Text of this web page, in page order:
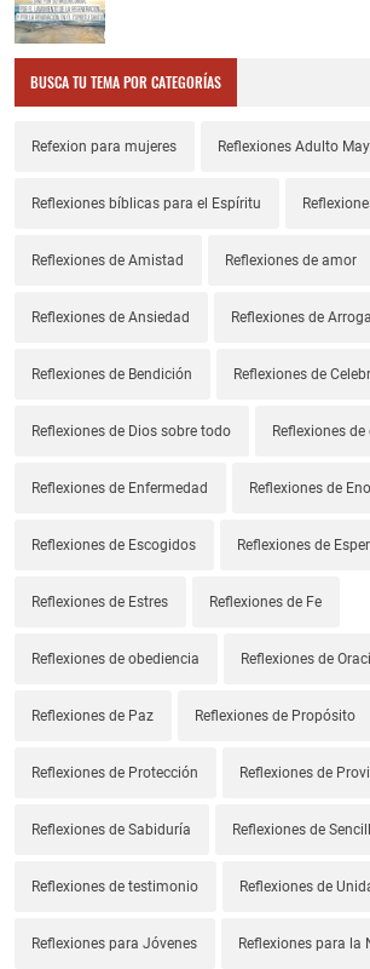
BUSCA TU TEMA POR CATEGORÍAS
Refexion para mujeres Reflexiones Adulto
Reflexiones bíblicas para el Espíritu
Reflexiones de Amistad Reflexiones de amor
Reflexiones de Ansiedad Reflexiones de
Reflexiones de Bendición Reflexiones de
Reflexiones de Dios sobre todo Reflexiones
Reflexiones de Enfermedad Reflexiones de
Reflexiones de Escogidos Reflexiones de
Reflexiones de Estres Reflexiones de Fe
Reflexiones de obediencia Reflexiones de
Reflexiones de Paz Reflexiones de Propósito
Reflexiones de Protección Reflexiones de
Reflexiones de Sabiduría Reflexiones de
Reflexiones de testimonio Reflexiones de
Reflexiones para Jóvenes Reflexiones para la